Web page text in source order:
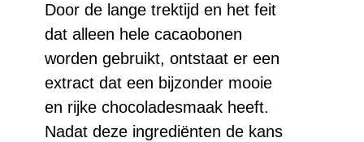
Door de lange trektijd en het feit
dat alleen hele cacaobonen
worden gebruikt, ontstaat er een
extract dat een bijzonder mooie
en rijke chocoladesmaak heeft.
Nadat deze ingrediënten de kans